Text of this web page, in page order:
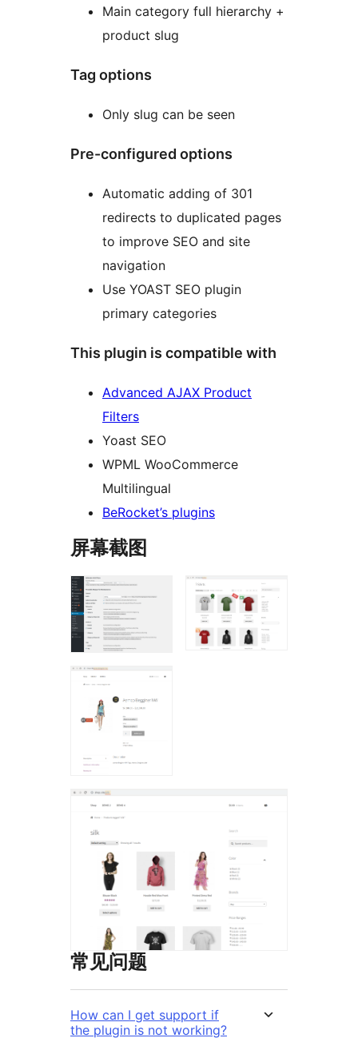
Main category full hierarchy +
product slug
Tag options
Only slug can be seen
Pre-configured options
Automatic adding of 301
redirects to duplicated pages
to improve SEO and site
navigation
Use YOAST SEO plugin
primary categories
This plugin is compatible with
Advanced AJAX Product
Filters
Yoast SEO
WPML WooCommerce
Multilingual
BeRocket’s plugins
屏幕截图
常见问题
How can I get support if
the plugin is not working?